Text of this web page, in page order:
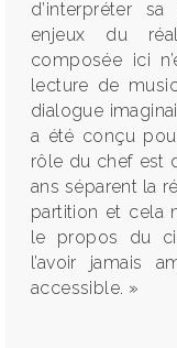
d’interpréter
enjeux du
composée ici
lecture de
dialogue
a été conçu
rôle du chef est
ans séparent la
partition et cela
le propos du
l’avoir jamais
accessible. »
PREVIOUS